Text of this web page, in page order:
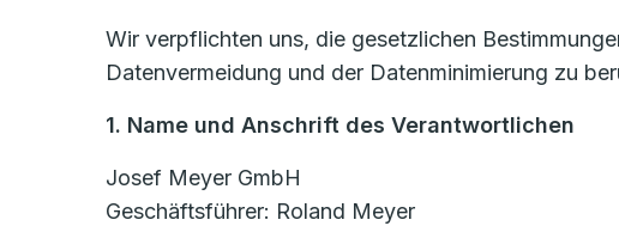
Wir verpflichten uns, die gesetzlichen
Datenvermeidung und der Datenminimierung zu
1. Name und Anschrift des Verantwortlichen
Josef Meyer GmbH
Geschäftsführer: Roland Meyer